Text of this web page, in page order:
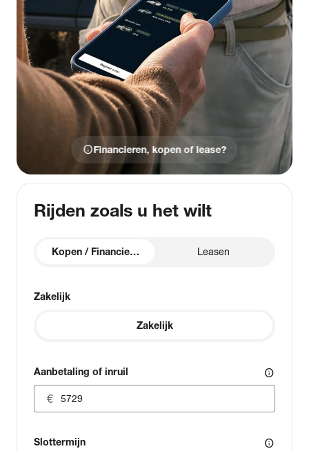
infoFinancieren, kopen of lease?
Rijden zoals u het wilt
Kopen / Financieren Leasen
Zakelijk
Zakelijk
Aanbetaling of inruil info
Slottermijn info